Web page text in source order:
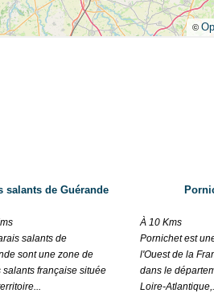
and catch everyone’s
species such as horses, pigs, ponies,
a heated swimming pool not
©
salants de Guérande
salants de
sont une zone de
salants française située
À 10 Kms
Pornichet est
l'Ouest de la
dans le
Loire-